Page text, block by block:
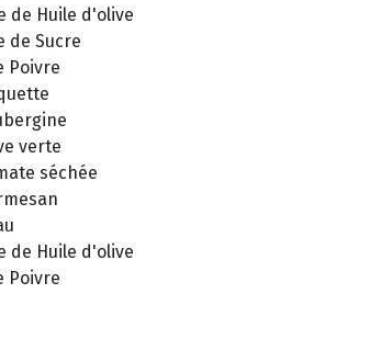
de Huile d'olive
de Sucre
Poivre
verte
séchée
de Huile d'olive
Poivre